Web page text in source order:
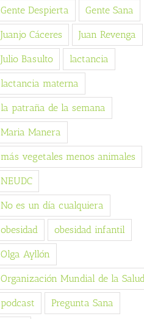
Gente Despierta Gente Sana
Juanjo Cáceres Juan Revenga
Julio Basulto lactancia
lactancia materna
la patraña de la semana
Maria Manera
más vegetales menos animales
NEUDC
No es un día cualquiera
obesidad obesidad infantil
Olga Ayllón
Organización Mundial de la
podcast Pregunta Sana